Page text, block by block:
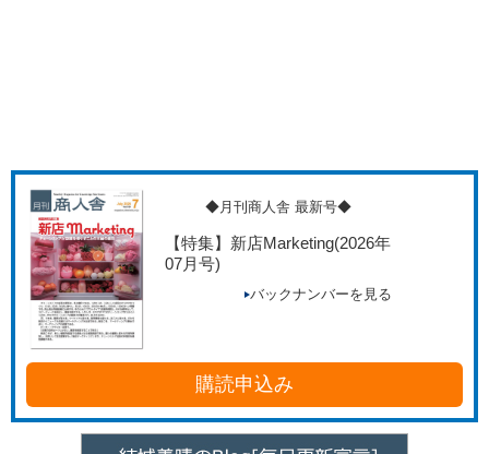
◆月刊商人舎 最新号◆
【特集】新店Marketing(2026年
07月号)
バックナンバーを見る
購読申込み